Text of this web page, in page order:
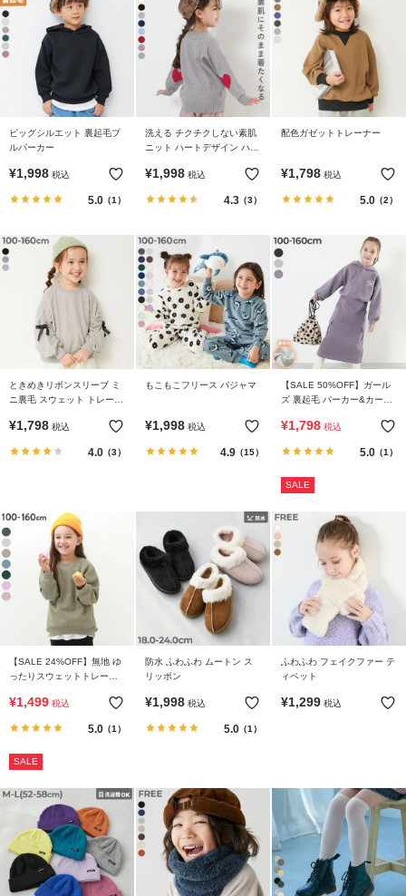
ビッグシルエット 裏起毛プ
ルパーカー
¥1,998 税込
5.0（1）
洗える チクチクしない素肌
ニット ハートデザイン ハイ
¥1,998 税込
4.3（3）
配色ガゼットトレーナー
¥1,798 税込
5.0（2）
ときめきリボンスリーブ ミ
ニ裏毛 スウェット トレーナ
¥1,798 税込
4.0（3）
もこもこフリース パジャマ
¥1,998 税込
4.9（15）
【SALE 50%OFF】ガール
ズ 裏起毛 パーカー&カーゴ
¥1,798 税込
5.0（1）
SALE
【SALE 24%OFF】無地 ゆ
ったりスウェットトレーナ
¥1,499 税込
5.0（1）
SALE
防水 ふわふわ ムートン ス
リッポン
¥1,998 税込
5.0（1）
ふわふわ フェイクファー テ
ィペット
¥1,299 税込